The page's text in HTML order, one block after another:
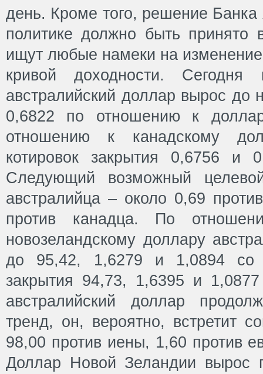
день. Кроме того, решение
политике должно быть принято
ищут любые намеки на изменение
кривой доходности. Сегодня
австралийский доллар вырос до
0,6822 по отношению к
отношению к канадскому
котировок закрытия 0,6756 и
Следующий возможный
австралийца – около 0,69
против канадца. По
новозеландскому доллару
до 95,42, 1,6279 и 1,0894 со
закрытия 94,73, 1,6395 и 1,0877
австралийский доллар
тренд, он, вероятно, встретит
98,00 против иены, 1,60 против
Доллар Новой Зеландии вырос